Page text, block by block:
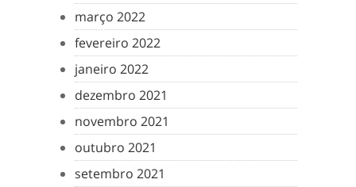
março 2022
fevereiro 2022
janeiro 2022
dezembro 2021
novembro 2021
outubro 2021
setembro 2021